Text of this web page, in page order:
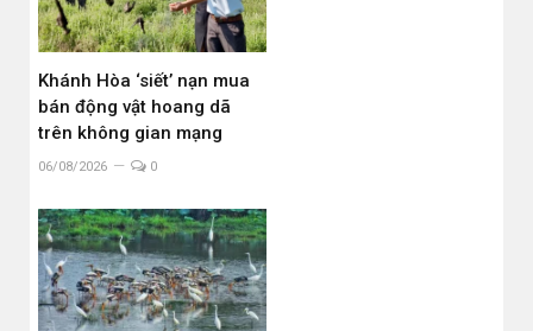
Khánh Hòa ‘siết’ nạn mua
bán động vật hoang dã
trên không gian mạng
06/08/2026 0